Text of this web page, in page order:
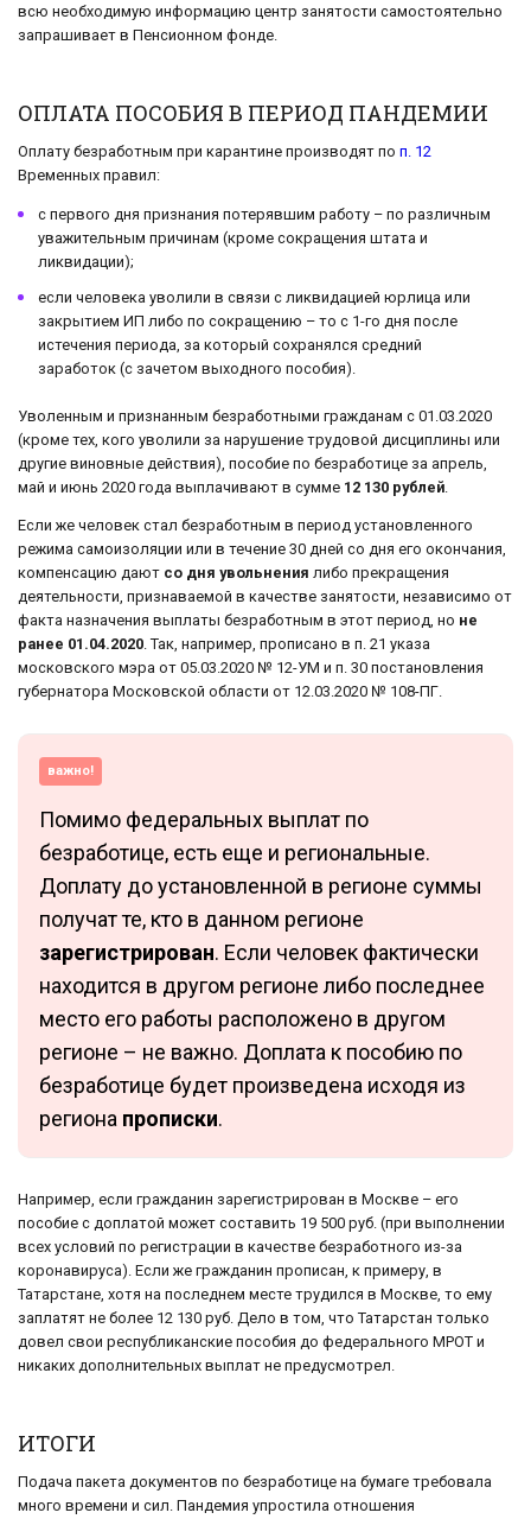
всю необходимую информацию центр занятости самостоятельно
запрашивает в Пенсионном фонде.
ОПЛАТА ПОСОБИЯ В ПЕРИОД ПАНДЕМИИ
Оплату безработным при карантине производят по п. 12
Временных правил:
с первого дня признания потерявшим работу – по различным
уважительным причинам (кроме сокращения штата и
ликвидации);
если человека уволили в связи с ликвидацией юрлица или
закрытием ИП либо по сокращению – то с 1-го дня после
истечения периода, за который сохранялся средний
заработок (с зачетом выходного пособия).
Уволенным и признанным безработными гражданам с 01.03.2020
(кроме тех, кого уволили за нарушение трудовой дисциплины или
другие виновные действия), пособие по безработице за апрель,
май и июнь 2020 года выплачивают в сумме 12 130 рублей
Если же человек стал безработным в период установленного
режима самоизоляции или в течение 30 дней со дня его окончания,
компенсацию дают со дня увольнения либо прекращения
деятельности, признаваемой в качестве занятости, независимо от
факта назначения выплаты безработным в этот период, но не
ранее 01.04.2020. Так, например, прописано в п. 21 указа
московского мэра от 05.03.2020 № 12-УМ и п. 30 постановления
губернатора Московской области от 12.03.2020 № 108-ПГ.
важно!
Помимо федеральных выплат по
безработице, есть еще и региональные.
Доплату до установленной в регионе суммы
получат те, кто в данном регионе
зарегистрирован. Если человек фактически
находится в другом регионе либо последнее
место его работы расположено в другом
регионе – не важно. Доплата к пособию по
безработице будет произведена исходя из
региона прописки.
Например, если гражданин зарегистрирован в Москве – его
пособие с доплатой может составить 19 500 руб. (при выполнении
всех условий по регистрации в качестве безработного из-за
коронавируса). Если же гражданин прописан, к примеру, в
Татарстане, хотя на последнем месте трудился в Москве, то ему
заплатят не более 12 130 руб. Дело в том, что Татарстан только
довел свои республиканские пособия до федерального МРОТ и
никаких дополнительных выплат не предусмотрел.
ИТОГИ
Подача пакета документов по безработице на бумаге требовала
много времени и сил. Пандемия упростила отношения